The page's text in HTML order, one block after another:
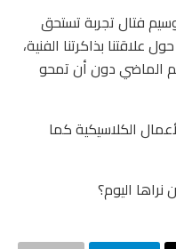
فتال تجربة تستحق
علاقتنا بذاكرتنا الفنية،
الماضي دون أن تمحو
الكلاسيكية كما
نراها اليوم؟